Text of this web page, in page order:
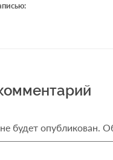
будет опубликован.